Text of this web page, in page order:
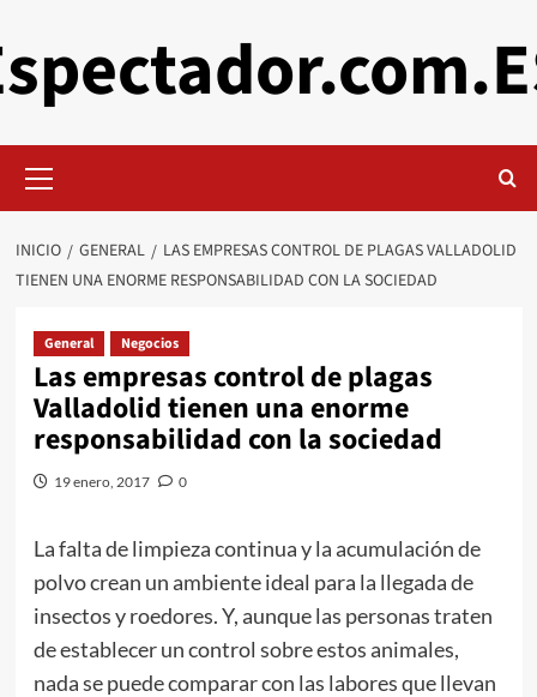
al
contenido
primario
INICIO GENERAL
LAS EMPRESAS CONTROL DE PLAGAS VALLADOLID
TIENEN UNA ENORME RESPONSABILIDAD CON LA SOCIEDAD
General Negocios
Las empresas control de plagas
Valladolid tienen una enorme
responsabilidad con la sociedad
19 enero, 2017 0
La falta de limpieza continua y la acumulación de
polvo crean un ambiente ideal para la llegada de
insectos y roedores. Y, aunque las personas traten
de establecer un control sobre estos animales,
nada se puede comparar con las labores que llevan